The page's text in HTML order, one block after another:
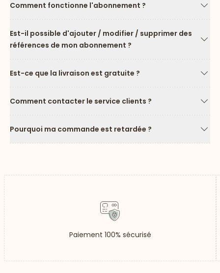
Comment fonctionne l'abonnement ?
Est-il possible d'ajouter / modifier / supprimer des
références de mon abonnement ?
Est-ce que la livraison est gratuite ?
Comment contacter le service clients ?
Pourquoi ma commande est retardée ?
Paiement 100% sécurisé